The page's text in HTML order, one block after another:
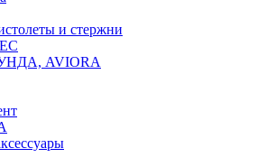
и стержни
AVIORA